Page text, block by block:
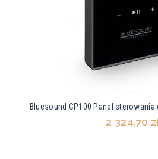
Bluesound CP100 Panel
2 324,70